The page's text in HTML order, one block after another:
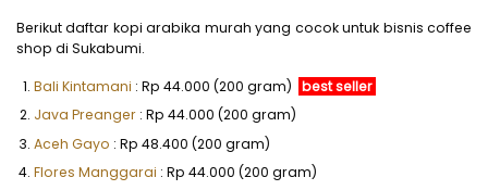
Berikut daftar kopi arabika murah yang cocok untuk bisnis coffee
shop di Sukabumi.
Bali Kintamani : Rp 44.000 (200 gram) best seller
Java Preanger : Rp 44.000 (200 gram)
Aceh Gayo : Rp 48.400 (200 gram)
Flores Manggarai : Rp 44.000 (200 gram)